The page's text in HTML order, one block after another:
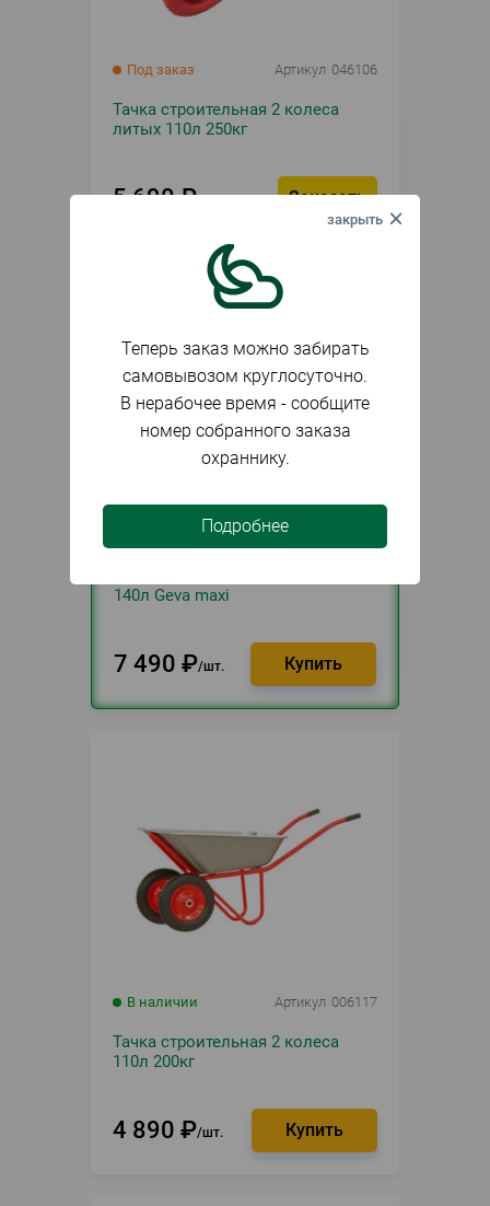
Под заказ Артикул 046106
Тачка строительная 2 колеса
литых 110л 250кг
5 690 ₽ Заказать
Артикул
140л Geva maxi
7 490 ₽ шт.
В наличии Артикул 006117
Тачка строительная 2 колеса
110л 200кг
4 890 ₽ шт.
Теперь заказ можно забирать
самовывозом круглосуточно.
В нерабочее время - сообщите
номер собранного заказа
охраннику.
Подробнее